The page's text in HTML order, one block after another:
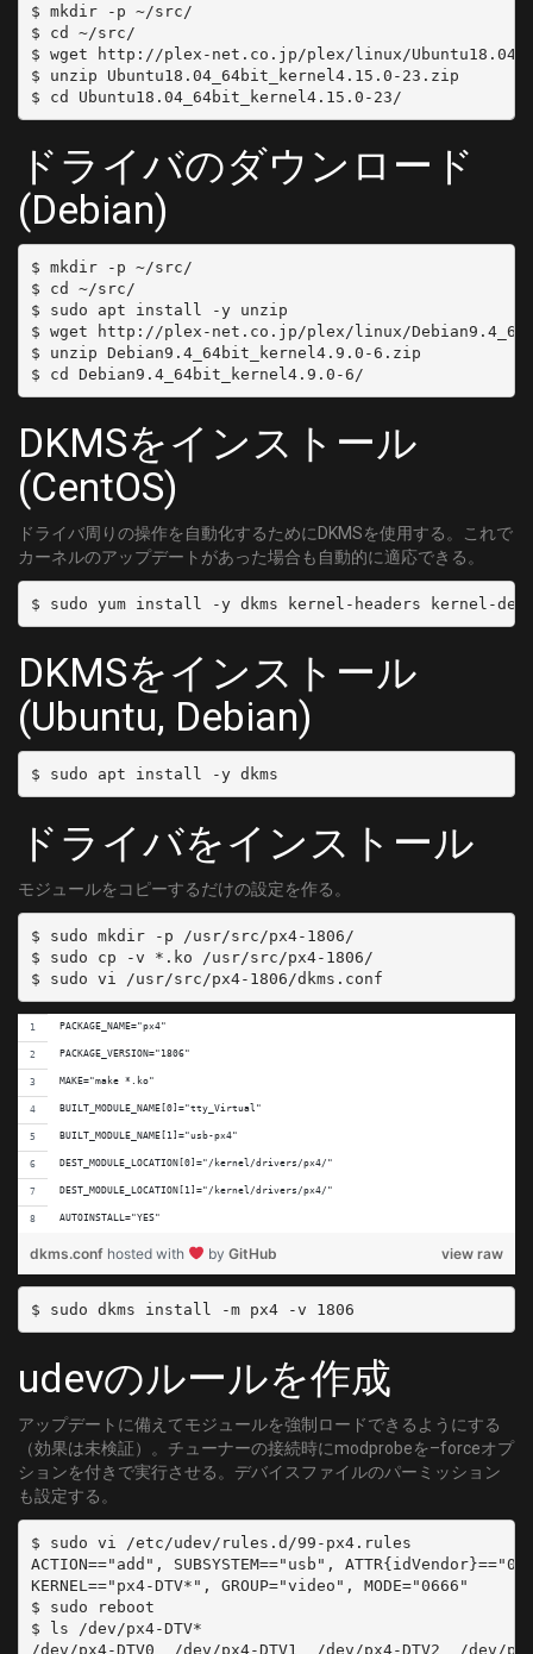
	MODULATION = QAM/AUTO
[61]
	DELIVERY_SYSTEM = DVBC/ANNEX_A
	FREQUENCY = 761000000
	SYMBOL_RATE = 5274000
[62]
	DELIVERY_SYSTEM = DVBC/ANNEX_A
	FREQUENCY = 767000000
	MODULATION = QAM/AUTO
[C13]
	DELIVERY_SYSTEM = DVBC/ANNEX_A
	FREQUENCY = 111000000
[C14]
	DELIVERY_SYSTEM = DVBC/ANNEX_A
	FREQUENCY = 117000000
	SYMBOL_RATE = 5274000
	MODULATION = QAM/AUTO
[C15]
	DELIVERY_SYSTEM = DVBC/ANNEX_A
	SYMBOL_RATE = 5274000
	MODULATION = QAM/AUTO
[C16]
	DELIVERY_SYSTEM = DVBC/ANNEX_A
	FREQUENCY = 129000000
	MODULATION = QAM/AUTO
[C17]
	DELIVERY_SYSTEM = DVBC/ANNEX_A
	FREQUENCY = 135000000
	SYMBOL_RATE = 5274000
	MODULATION = QAM/AUTO
	DELIVERY_SYSTEM = DVBC/ANNEX_A
	FREQUENCY = 141000000
	SYMBOL_RATE = 5274000
	MODULATION = QAM/AUTO
[C19]
	DELIVERY_SYSTEM = DVBC/ANNEX_A
	FREQUENCY = 147000000
	SYMBOL_RATE = 5274000
	MODULATION = QAM/AUTO
	DELIVERY_SYSTEM = DVBC/ANNEX_A
	FREQUENCY = 159000000
[C22]
	DELIVERY_SYSTEM = DVBC/ANNEX_A
	FREQUENCY = 167000000
	SYMBOL_RATE = 5274000
- name: 'CATV:C62'
  type: SKY
  channel: 'C62'
- name: 'CATV:C63'
  channel: 'C63'
$ mkdir -p ~/src/
$ cd ~/src/
$ wget http://plex-net.co.jp/plex/linux/
$ unzip Ubuntu18.04_64bit_kernel4.15.0-23.zip
ドライバのダウンロード
(Debian)
$ mkdir -p ~/src/
$ cd ~/src/
$ sudo apt install -y unzip
$ wget http://plex-net.co.jp/plex/linux/
$ unzip Debian9.4_64bit_kernel4.9.0-6.zip
DKMSをインストール
(CentOS)
ドライバ周りの操作を自動化するためにDKMSを使用する。これで
カーネルのアップデートがあった場合も自動的に適応できる。
DKMSをインストール
(Ubuntu, Debian)
ドライバをインストール
モジュールをコピーするだけの設定を作る。
$ sudo mkdir -p /usr/src/px4-1806/
$ sudo cp -v *.ko /usr/src/px4-1806/
PACKAGE_NAME="px4"
PACKAGE_VERSION="1806"
MAKE="make *.ko"
BUILT_MODULE_NAME[0]="tty_Virtual"
BUILT_MODULE_NAME[1]="usb-px4"
DEST_MODULE_LOCATION[0]="/kernel/drivers/px4/"
DEST_MODULE_LOCATION[1]="/kernel/drivers/px4/"
AUTOINSTALL="YES"
view raw
dkms.conf hosted with by GitHub
udevのルールを作成
アップデートに備えてモジュールを強制ロードできるようにする
（効果は未検証）。チューナーの接続時にmodprobeを–forceオプ
ションを付きで実行させる。デバイスファイルのパーミッション
も設定する。
$ sudo vi /etc/udev/rules.d/99-px4.rules
ACTION=="add", SUBSYSTEM=="usb",
KERNEL=="px4-DTV*", GROUP="video", MODE="0666"
$ sudo reboot
$ ls /dev/px4-DTV*